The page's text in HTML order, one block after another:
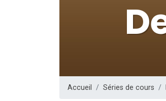
Accueil Séries de cours